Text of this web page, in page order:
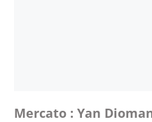
Mercato : Yan